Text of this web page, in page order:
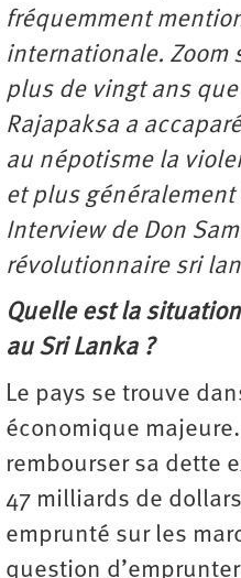
fréquemment
internationale. Zoom
plus de vingt ans
Rajapaksa a
au népotisme la
et plus
Interview de Don
révolutionnaire sri
Quelle est la
au Sri Lanka ?
Le pays se trouve
économique
rembourser sa dette
47 milliards de
emprunté sur les
question